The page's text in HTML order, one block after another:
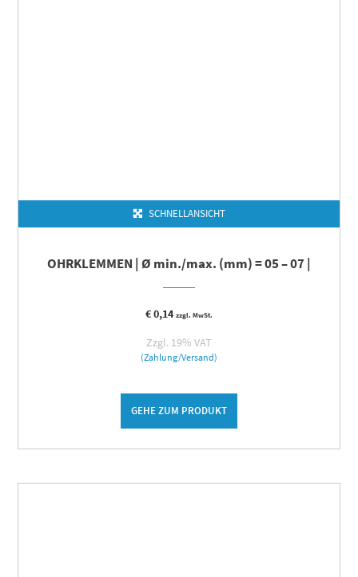
SCHNELLANSICHT
OHRKLEMMEN | Ø min./max. (mm) = 05 – 07 |
€0,14 zzgl. MwSt.
Zzgl. 19% VAT
(Zahlung/Versand)
GEHE ZUM PRODUKT